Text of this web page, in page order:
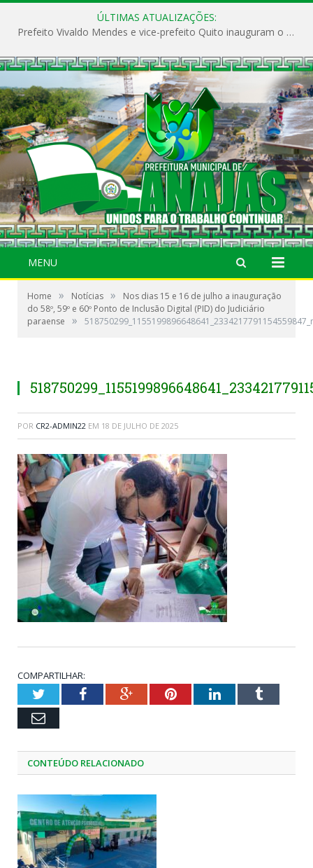
ÚLTIMAS ATUALIZAÇÕES:
Prefeito Vivaldo Mendes e vice-prefeito Quito inauguram o CAPS e fortalecem a saúde pública em Anajás.
MENU
Home » Notícias »
Nos dias 15 e 16 de julho a inauguração
do 58º, 59º e 60º Ponto de Inclusão Digital (PID) do Judiciário
paraense
»
POR CR2-ADMIN22 EM 18 DE JULHO DE 2025
COMPARTILHAR:
TwitterFacebookGoogle+PinterestLinkedInTumblr
Email
CONTEÚDO RELACIONADO